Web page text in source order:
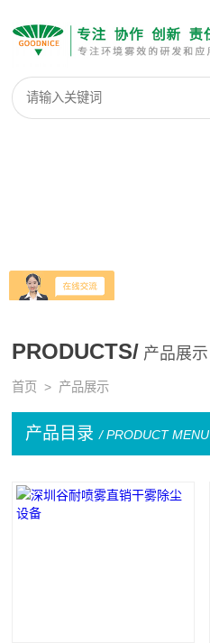
PRODUCTS/ 产品展示
首页 > 产品展示
产品目录 / PRODUCT MENU